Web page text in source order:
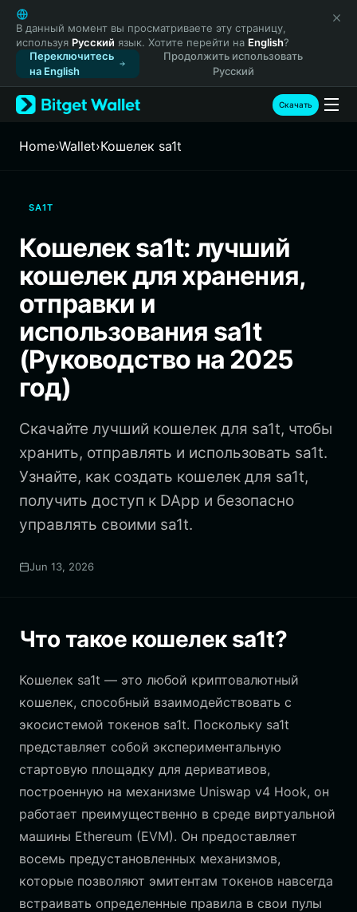
English
日本語
Tiếng Việt
Русский
Español (Latinoamérica)
Türkçe
Français
繁體中文
Bahasa Indonesia
ภาษาไทย
Español
Português (Brasil)
Español (Argentina)
В данный момент вы просматриваете эту страницу,
используя Русский язык. Хотите перейти на English?
Переключитесь
на English
Продолжить использовать
Русский
Скачать
Home›Wallet›Кошелек sa1t
SA1T
Кошелек sa1t: лучший
кошелек для хранения,
отправки и
использования sa1t
(Руководство на 2025
год)
Скачайте лучший кошелек для sa1t, чтобы
хранить, отправлять и использовать sa1t.
Узнайте, как создать кошелек для sa1t,
получить доступ к DApp и безопасно
управлять своими sa1t.
Jun 13, 2026
Что такое кошелек sa1t?
Кошелек sa1t — это любой криптовалютный
кошелек, способный взаимодействовать с
экосистемой токенов sa1t. Поскольку sa1t
представляет собой экспериментальную
стартовую площадку для деривативов,
построенную на механизме Uniswap v4 Hook, он
работает преимущественно в среде виртуальной
машины Ethereum (EVM). Он предоставляет
восемь предустановленных механизмов,
которые позволяют эмитентам токенов навсегда
встраивать определенные правила в свои пулы